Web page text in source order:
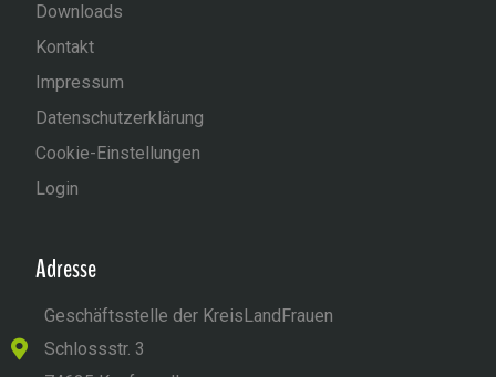
Downloads
Kontakt
Impressum
Datenschutzerklärung
Cookie-Einstellungen
Login
Adresse
Geschäftsstelle der KreisLandFrauen
Schlossstr. 3